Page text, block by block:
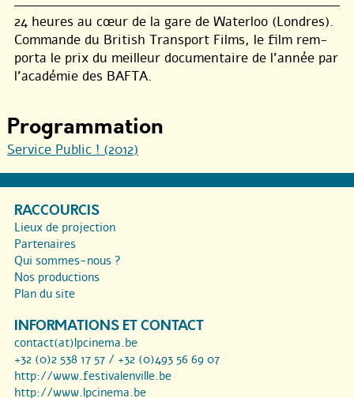
24 heures au cœur de la gare de Waterloo (Londres).
Commande du British Transport Films, le film rem-
porta le prix du meilleur documentaire de l’année par
l’académie des BAFTA.
Programmation
Service Public ! (2012)
RACCOURCIS
Lieux de projection
Partenaires
Qui sommes-nous ?
Nos productions
Plan du site
INFORMATIONS ET CONTACT
contact(at)lpcinema.be
+32 (0)2 538 17 57 / +32 (0)493 56 69 07
http://www.festivalenville.be
http://www.lpcinema.be